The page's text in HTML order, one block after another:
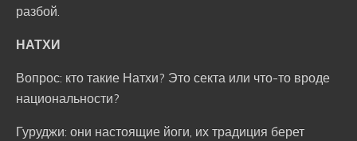
разбой.
НАТХИ
Вопрос: кто такие Натхи? Это секта или что-то вроде
национальности?
Гуруджи: они настоящие йоги, их традиция берет